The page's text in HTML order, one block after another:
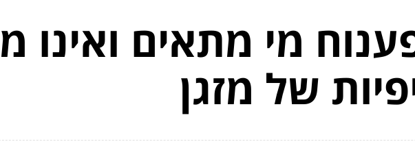
מי מתאים ואינו
של מזגן